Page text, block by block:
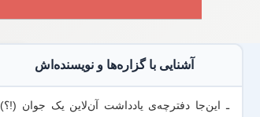
آشنایی با گزاره‌ها و نویسنده‌اش
ـ این‌جا دفترچه‌ی یادداشت‌ آن‌لاین یک جوان (!؟)